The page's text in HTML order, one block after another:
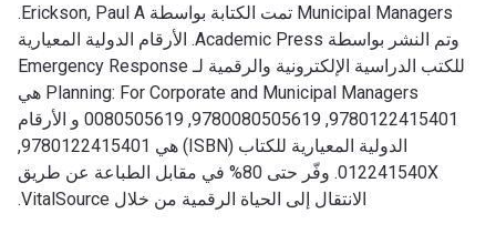
Municipal Managers تمت الكتابة بواسطة Erickson, Paul A.
وتم النشر بواسطة Academic Press. الأرقام الدولية المعيارية
للكتب الدراسية الإلكترونية والرقمية لـ Emergency Response
Planning: For Corporate and Municipal Managers هي
9780122415401, 9780080505619, 0080505619 و الأرقام
الدولية المعيارية للكتاب (ISBN) هي 9780122415401,
012241540X. وفّر حتى 80% في مقابل الطباعة عن طريق
الانتقال إلى الحياة الرقمية من خلال VitalSource.